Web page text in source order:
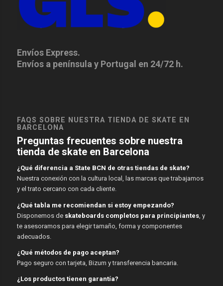
Envíos Express.
Envíos a península y Portugal en 24/72 h.
FAQS SOBRE NUESTRA TIENDA DE SKATE EN
BARCELONA
Preguntas frecuentes sobre nuestra
tienda de skate en Barcelona
¿Qué diferencia a State BCN de otras tiendas de skate?
Nuestra conexión con la cultura local, las marcas que trabajamos
y el trato cercano con cada cliente.
¿Qué tabla me recomiendan si estoy empezando?
Disponemos de skateboards completos para principiantes, y
te asesoramos para elegir tamaño, forma y componentes
adecuados.
¿Qué métodos de pago aceptan?
Pago seguro con tarjeta, Bizum y transferencia bancaria.
¿Los productos tienen garantía?